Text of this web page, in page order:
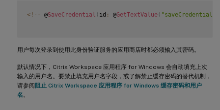
< ! -- @SaveCredential id : @GetTextValue
用户每次登录到使用此身份验证服务的应用商店时都必须输入其密码。
默认情况下，Citrix Workspace 应用程序 for Windows 会自动填充上次
输入的用户名。要禁止填充用户名字段，或了解禁止缓存密码的替代机制，
请参阅 阻止 Citrix Workspace 应用程序 for Windows 缓存密码和用户
名。